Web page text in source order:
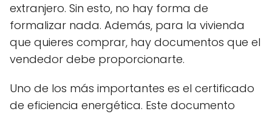
extranjero. Sin esto, no hay forma de
formalizar nada. Además, para la vivienda
que quieres comprar, hay documentos que el
vendedor debe proporcionarte.
Uno de los más importantes es el certificado
de eficiencia energética. Este documento